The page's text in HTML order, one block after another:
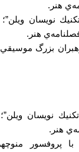
هنر.
نويسان
هنر.
بزرگ
نويسان
هنر.
با پروفسور